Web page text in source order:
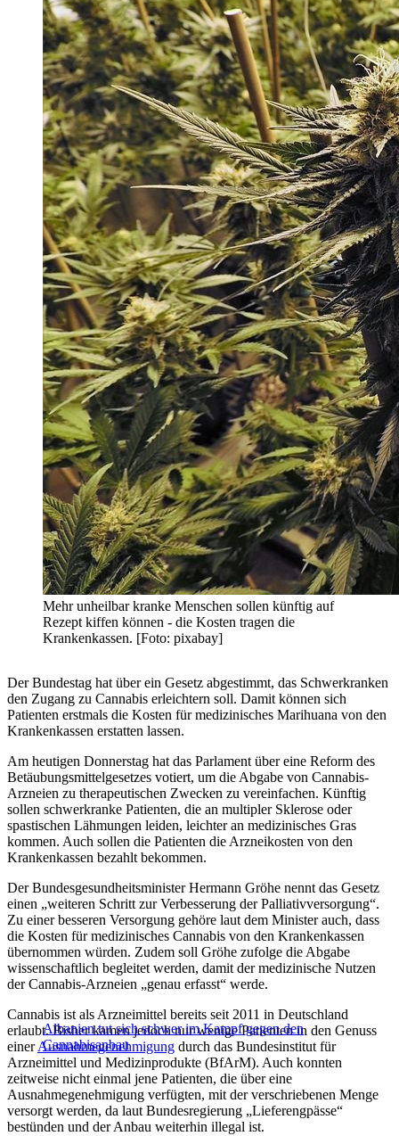
Mehr unheilbar kranke Menschen sollen künftig auf
Rezept kiffen können - die Kosten tragen die
Krankenkassen. [Foto: pixabay]
Der Bundestag hat über ein Gesetz abgestimmt, das Schwerkranken
den Zugang zu Cannabis erleichtern soll. Damit können sich
Patienten erstmals die Kosten für medizinisches Marihuana von den
Krankenkassen erstatten lassen.
Am heutigen Donnerstag hat das Parlament über eine Reform des
Betäubungsmittelgesetzes votiert, um die Abgabe von Cannabis-
Arzneien zu therapeutischen Zwecken zu vereinfachen. Künftig
sollen schwerkranke Patienten, die an multipler Sklerose oder
spastischen Lähmungen leiden, leichter an medizinisches Gras
kommen. Auch sollen die Patienten die Arzneikosten von den
Krankenkassen bezahlt bekommen.
Der Bundesgesundheitsminister Hermann Gröhe nennt das Gesetz
einen „weiteren Schritt zur Verbesserung der Palliativversorgung“.
Zu einer besseren Versorgung gehöre laut dem Minister auch, dass
die Kosten für medizinisches Cannabis von den Krankenkassen
übernommen würden. Zudem soll Gröhe zufolge die Abgabe
wissenschaftlich begleitet werden, damit der medizinische Nutzen
der Cannabis-Arzneien „genau erfasst“ werde.
Albanien tut sich schwer im Kampf gegen den
Cannabisanbau
Cannabis ist als Arzneimittel bereits seit 2011 in Deutschland
erlaubt. Bisher kamen jedoch nur wenige Patienten in den Genuss
einerAusnahmegenehmigung durch das Bundesinstitut für
Arzneimittel und Medizinprodukte (BfArM). Auch konnten
zeitweise nicht einmal jene Patienten, die über eine
Ausnahmegenehmigung verfügten, mit der verschriebenen Menge
versorgt werden, da laut Bundesregierung „Lieferengpässe“
bestünden und der Anbau weiterhin illegal ist.